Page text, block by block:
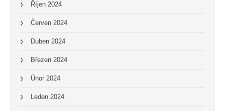
Říjen 2024
Červen 2024
Duben 2024
Březen 2024
Únor 2024
Leden 2024